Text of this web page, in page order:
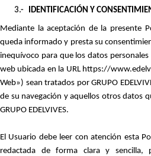
3.- IDENTIFICACIÓN Y
Mediante la aceptación de la presente
queda informado y presta su
inequívoco para que los datos
web ubicada en la URL https://
Web») sean tratados por GRUPO
de su navegación y aquellos otros datos
GRUPO EDELVIVES.
El Usuario debe leer con atención esta
redactada de forma clara y sencilla,